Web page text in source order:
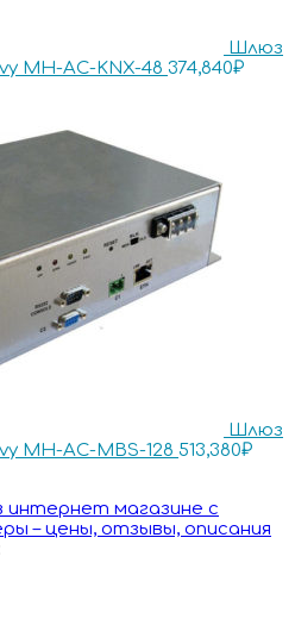
Шлюз
MH-AC-KNX-48 374,840₽
Шлюз
MH-AC-MBS-128 513,380₽